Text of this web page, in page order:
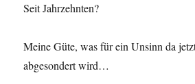
Seit Jahrzehnten?
Meine Güte, was für ein Unsinn da
abgesondert wird…